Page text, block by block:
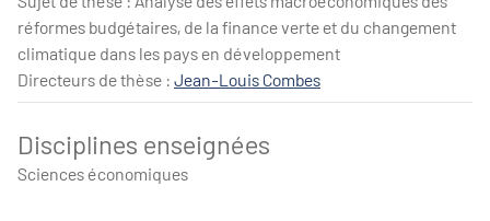
réformes budgétaires, de la finance verte et du changement
climatique dans les pays en développement
Directeurs de thèse : Jean-Louis Combes
Disciplines enseignées
Sciences économiques